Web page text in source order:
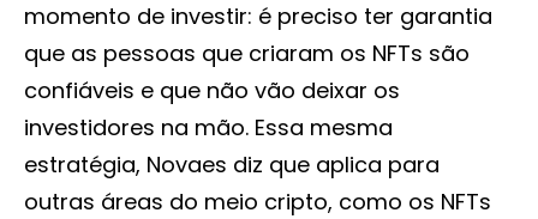
momento de investir: é preciso ter garantia
que as pessoas que criaram os NFTs são
confiáveis e que não vão deixar os
investidores na mão. Essa mesma
estratégia, Novaes diz que aplica para
outras áreas do meio cripto, como os NFTs